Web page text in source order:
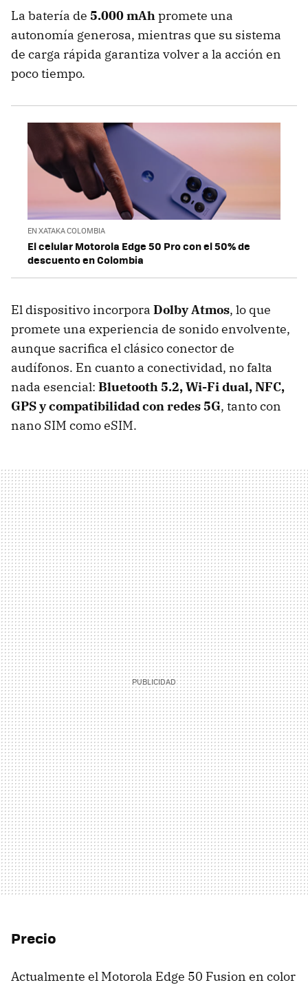
La batería de 5.000 mAhpromete una
autonomía generosa, mientras que su sistema
de carga rápida garantiza volver a la acción en
poco tiempo.
EN XATAKA COLOMBIA
El celular Motorola Edge 50 Pro con el 50% de
descuento en Colombia
El dispositivo incorpora Dolby Atmos, lo que
promete una experiencia de sonido envolvente,
aunque sacrifica el clásico conector de
audífonos. En cuanto a conectividad, no falta
nada esencial: Bluetooth 5.2, Wi-Fi dual, NFC,
GPS y compatibilidad con redes 5G, tanto con
nano SIM como eSIM.
Precio
Actualmente el Motorola Edge 50 Fusion en color